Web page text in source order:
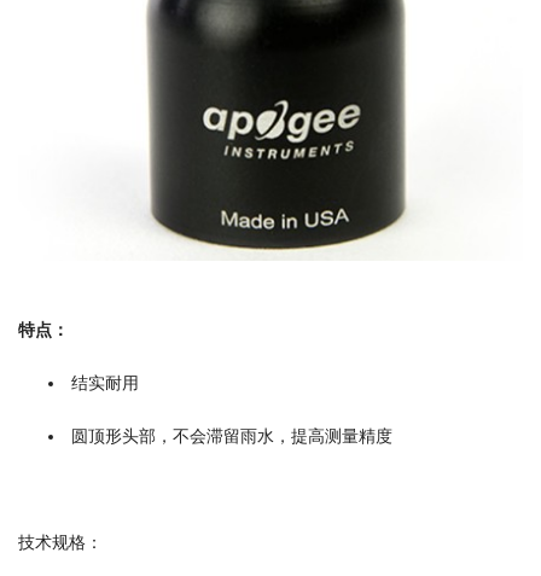
特点：
结实耐用
圆顶形头部，不会滞留雨水，提高测量精度
技术规格：